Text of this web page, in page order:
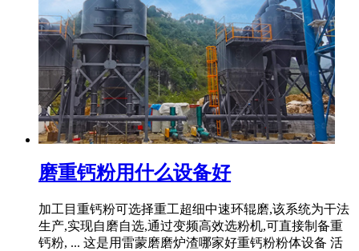
磨重钙粉用什么设备好
加工目重钙粉可选择重工超细中速环辊磨,该系统为干法
生产,实现自磨自选,通过变频高效选粉机,可直接制备重
钙粉, ... 这是用雷蒙磨磨炉渣哪家好重钙粉粉体设备 活